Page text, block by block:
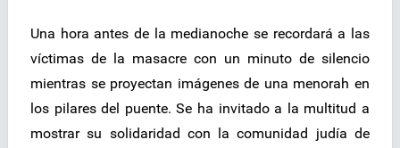
Una hora antes de la medianoche se recordará a las
víctimas de la masacre con un minuto de silencio
mientras se proyectan imágenes de una menorah en
los pilares del puente. Se ha invitado a la multitud a
mostrar su solidaridad con la comunidad judía de